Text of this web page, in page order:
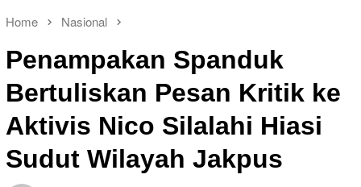
Home Nasional
Penampakan Spanduk
Bertuliskan Pesan Kritik ke
Aktivis Nico Silalahi Hiasi
Sudut Wilayah Jakpus